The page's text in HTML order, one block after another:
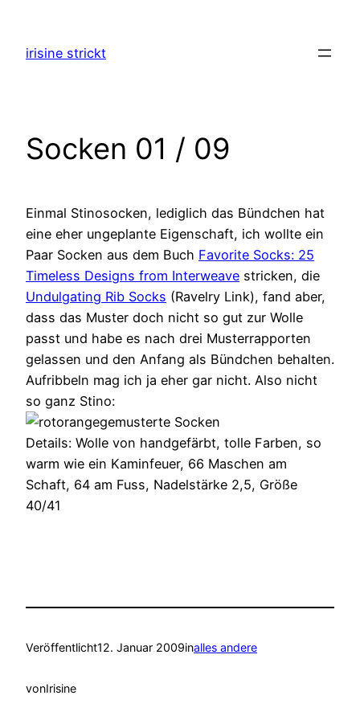
springen
irisine strickt
Socken 01 / 09
Einmal Stinosocken, lediglich das Bündchen hat
eine eher ungeplante Eigenschaft, ich wollte ein
Paar Socken aus dem Buch Favorite Socks: 25
Timeless Designs from Interweave stricken, die
Undulgating Rib Socks (Ravelry Link), fand aber,
dass das Muster doch nicht so gut zur Wolle
passt und habe es nach drei Musterrapporten
gelassen und den Anfang als Bündchen behalten.
Aufribbeln mag ich ja eher gar nicht. Also nicht
so ganz Stino:
Details: Wolle von handgefärbt, tolle Farben, so
warm wie ein Kaminfeuer, 66 Maschen am
Schaft, 64 am Fuss, Nadelstärke 2,5, Größe
40/41
Veröffentlicht12. Januar 2009inalles andere
vonIrisine